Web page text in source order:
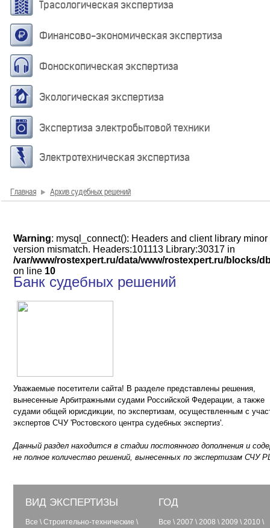
Трасологическая экспертиза
Финансово-экономическая экспертиза
Фоноскопическая экспертиза
Экологическая экспертиза
Экспертиза электробытовой техники
Электротехническая экспертиза
Главная Архив судебных решений
Warning: mysql_connect(): Headers and client library minor
version mismatch. Headers:101113 Library:30317 in
/var/www/rostexpert.ru/data/www/rostexpert.ru/blocks/
on line 10
Банк судебных решений
Уважаемые посетители сайта! В разделе представлены решения,
вынесенные Арбитражными судами Российской Федерации, а также
судами общей юрисдикции, по экспертизам, осуществленным с
экспертов СЧУ 'Ростовского центра судебных экспертиз'.
Данный раздел находится в стадии постоянного дополнения и
не полное количество решений, вынесенных по экспертизам СЧУ
ВИД ЭКСПЕРТИЗЫ
Все \ Строительно-технические \
ГОД
Все \ 2007 \ 2008 \ 2009 \ 2010 \